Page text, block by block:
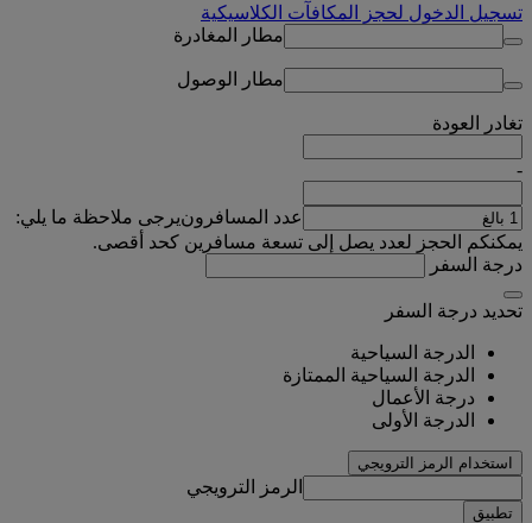
تسجيل الدخول لحجز المكافآت الكلاسيكية
مطار المغادرة
مطار الوصول
تغادر العودة
-
عدد المسافرونيرجى ملاحظة ما يلي:
يمكنكم الحجز لعدد يصل إلى تسعة مسافرين كحد أقصى.
درجة السفر
تحديد درجة السفر
الدرجة السياحية
الدرجة السياحية الممتازة
درجة الأعمال
الدرجة الأولى
استخدام الرمز الترويجي
الرمز الترويجي
تطبيق